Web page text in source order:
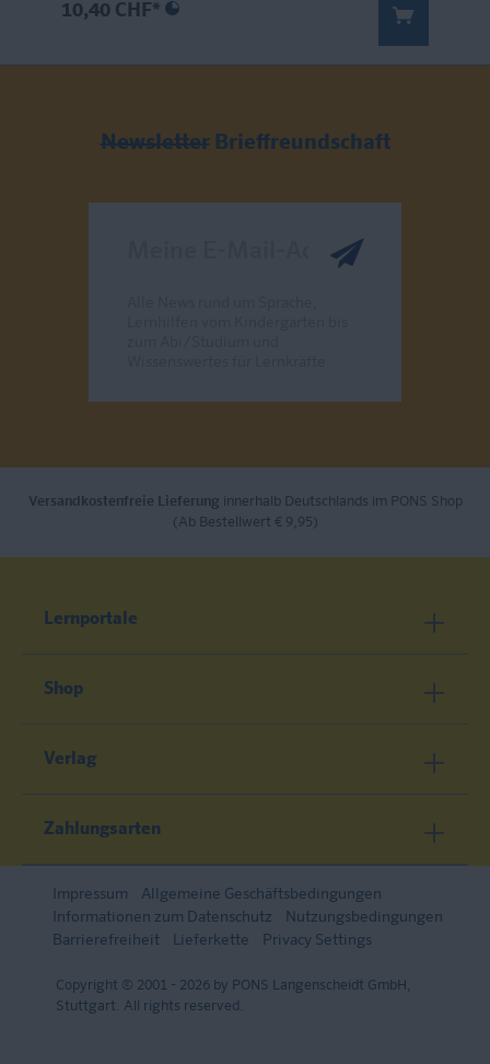
10,40 CHF*
Newsletter Brieffreundschaft
Versandkostenfreie Lieferung innerhalb Deutschlands im PONS Shop
(Ab Bestellwert € 9,95)
Lernportale
Shop
Verlag
Zahlungsarten
Impressum
Allgemeine Geschäftsbedingungen
Informationen zum Datenschutz
Nutzungsbedingungen
Barrierefreiheit
Lieferkette Privacy Settings
Copyright © 2001 - 2026 by PONS Langenscheidt GmbH,
Stuttgart. All rights reserved.